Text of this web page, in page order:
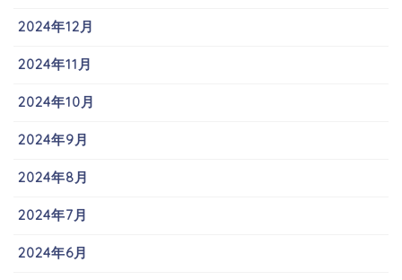
2024年12月
2024年11月
2024年10月
2024年9月
2024年8月
2024年7月
2024年6月